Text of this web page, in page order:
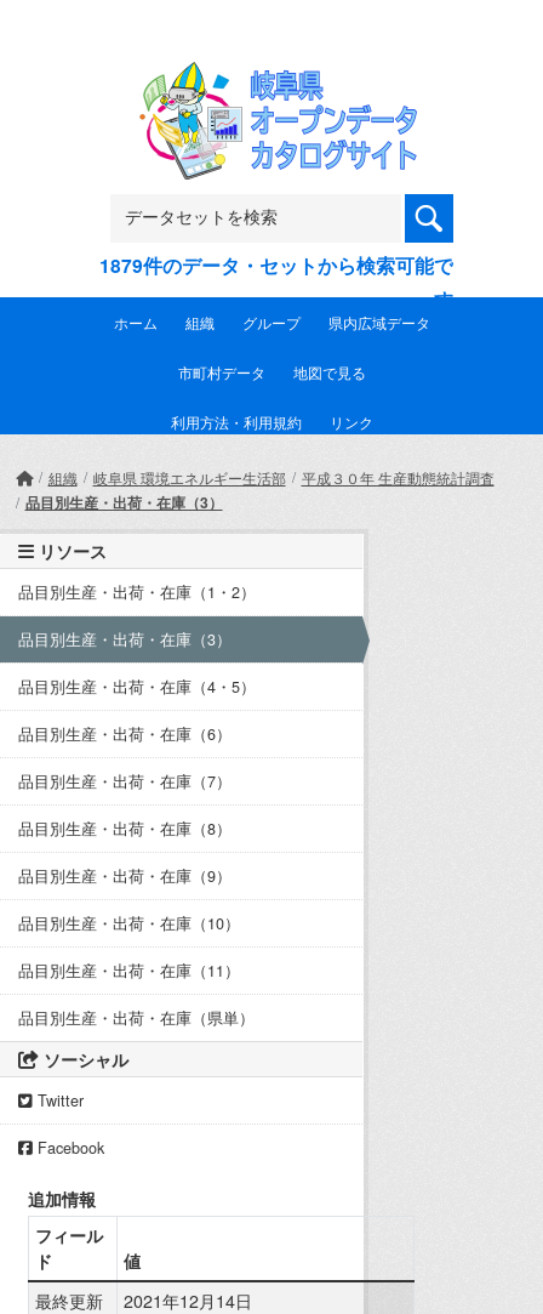
1879件のデータ・セットから検索可能で
す
ホーム 組織 グループ 県内広域データ
市町村データ 地図で見る
利用方法・利用規約 リンク
組織 岐阜県 環境エネルギー生活部 平成３０年 生産動態統計調査
品目別生産・出荷・在庫（3）
リソース
品目別生産・出荷・在庫（1・2）
品目別生産・出荷・在庫（3）
品目別生産・出荷・在庫（4・5）
品目別生産・出荷・在庫（6）
品目別生産・出荷・在庫（7）
品目別生産・出荷・在庫（8）
品目別生産・出荷・在庫（9）
品目別生産・出荷・在庫（10）
品目別生産・出荷・在庫（11）
品目別生産・出荷・在庫（県単）
ソーシャル
Twitter
Facebook
追加情報
フィール
ド
値
最終更新
2021年12月14日